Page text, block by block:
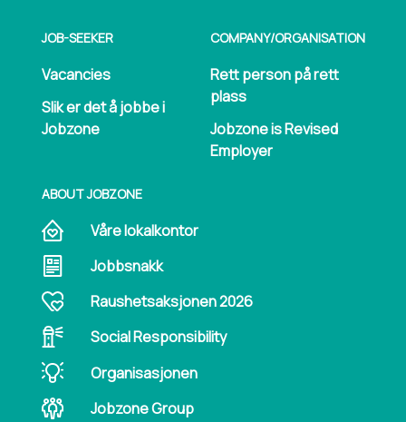
JOB-SEEKER
Vacancies
Slik er det å jobbe i
Jobzone
COMPANY/​ORGANISATION
Rett person på rett
plass
Jobzone is Revised
Employer
ABOUT JOBZONE
Våre lokalkontor
Jobbsnakk
Raushetsaksjonen 2026
Social Responsibility
Organisasjonen
Jobzone Group